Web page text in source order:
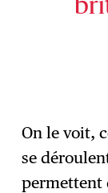
On le voit,
se
permettent